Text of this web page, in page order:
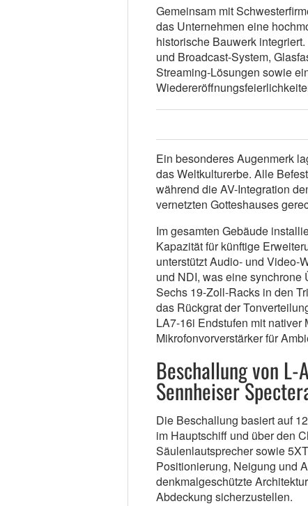
Gemeinsam mit
das Unternehmen eine
historische Bauwerk
und Broadcast-System,
Streaming-Lösungen sowie
Ein besonderes Augenmerk
das Weltkulturerbe. Alle
während die AV-Integration
vernetzten Gotteshauses
Im gesamten Gebäude
Kapazität für künftige
unterstützt Audio- und Video-
und NDI, was eine synchrone
Sechs 19-Zoll-Racks in den
das Rückgrat der
LA7-16i Endstufen mit
Mikrofonvorverstärker für
Beschallung von
Sennheiser
Die Beschallung basiert auf
im Hauptschiff und über den
Säulenlautsprecher sowie
Positionierung, Neigung und
denkmalgeschützte
Abdeckung sicherzustellen.